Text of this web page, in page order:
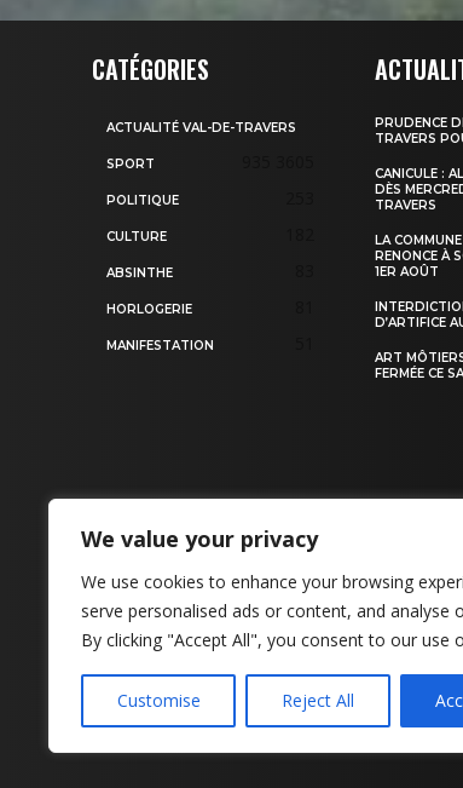
We value your privacy
We use cookies to enhance your browsing
serve personalised ads or content, and analyse
By clicking "Accept All", you consent to our use
Customise Reject All
CATÉGORIES
ACTUALITÉ VAL-DE-TRAVERS
SPORT
POLITIQUE
CULTURE
ABSINTHE
HORLOGERIE
MANIFESTATION
PRUDENCE
TRAVERS
CANICULE :
DÈS
TRAVERS
LA
RENONCE À
1ER AOÛT
D’ARTIFICE
ART
FERMÉE CE
CONTACT